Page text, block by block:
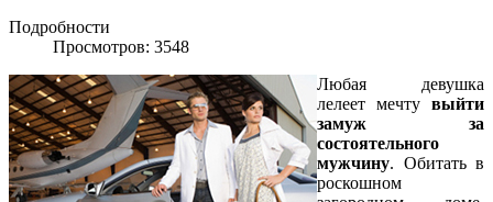
Подробности
Просмотров: 3548
Любая девушка
лелеет мечту выйти
замуж за
состоятельного
мужчину. Обитать в
роскошном